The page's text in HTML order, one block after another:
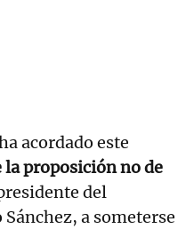
acordado este
proposición no de
del
a someterse